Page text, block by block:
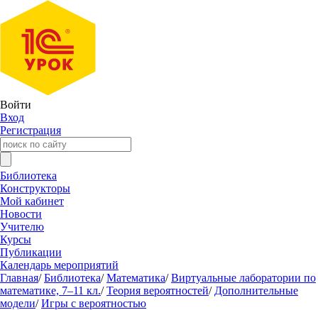
Войти
Вход
Регистрация
Библиотека
Конструкторы
Мой кабинет
Новости
Учителю
Курсы
Публикации
Календарь мероприятий
Главная/ Библиотека/ Математика/ Виртуальные лаборатории по
математике, 7–11 кл./ Теория вероятностей/ Дополнительные
модели/ Игры с вероятностью